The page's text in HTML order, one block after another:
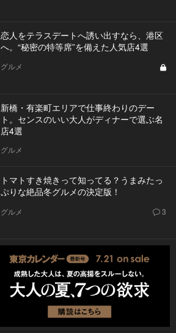
恋人をテラスデートへ誘い出すなら、港区
へ。“秘密の特等席”を備えた人気店4選
グルメ
新橋・有楽町エリアで仕事終わりのデー
ト。センスのいい大人がディナーで選ぶ名
店4選
グルメ
トマトすき焼きって知ってる？うまみたっ
ぷりな絶品冬グルメの決定版！
グルメ 3